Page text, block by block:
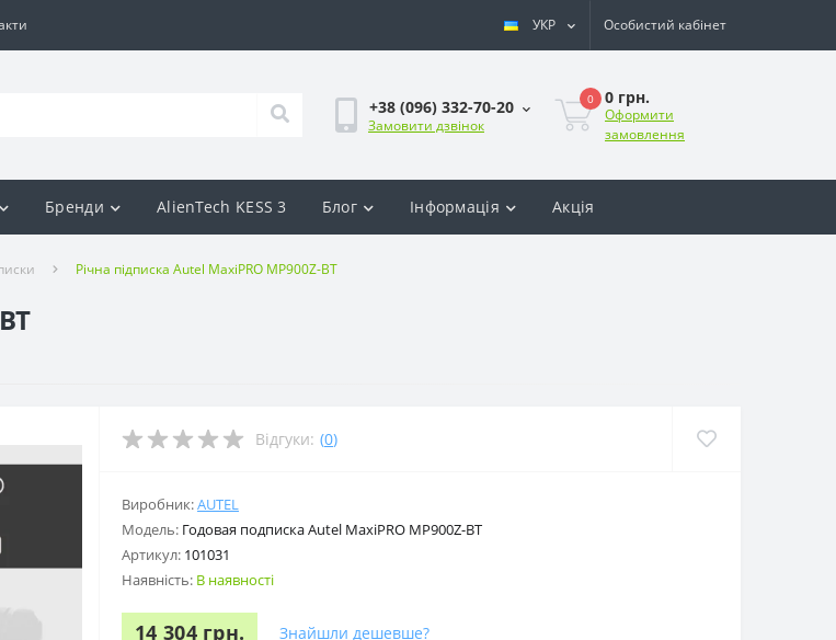
УКР Особистий кабінет
+38 (096) 332-70-20
Замовити дзвінок
0 0 грн.
Оформити
замовлення
Бренди AlienTech KESS 3 Блог Інформація Акція
Річна підписка Autel MaxiPRO MP900Z-BT
Відгуки: (0)
Виробник:AUTEL
Модель: Годовая подписка Autel MaxiPRO MP900Z-BT
Артикул: 101031
Наявність: В наявності
14 304 грн. Знайшли дешевше?